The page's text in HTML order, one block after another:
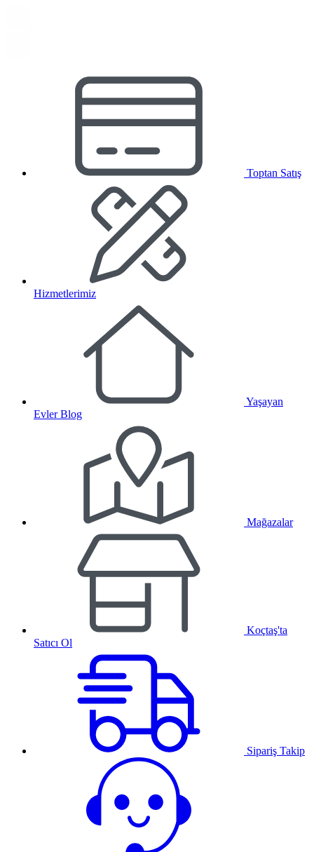
Toptan Satış
Hizmetlerimiz
Yaşayan
Evler Blog
Mağazalar
Koçtaş'ta
Satıcı Ol
Sipariş Takip